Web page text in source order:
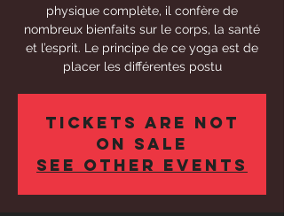
physique complète, il confère de
nombreux bienfaits sur le corps, la santé
et l’esprit. Le principe de ce yoga est de
placer les différentes postu
Tickets Are Not
on Sale
See other events